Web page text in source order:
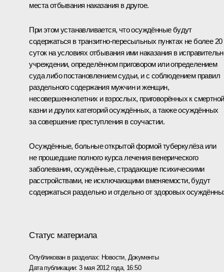
места отбывания наказания в другое.
При этом устанавливается, что осуждённые будут
содержаться в транзитно-пересыльных пунктах не более 20
суток на условиях отбывания ими наказания в
учреждении, определённом приговором или определением
суда либо постановлением судьи, и с соблюдением правил
раздельного содержания мужчин и женщин,
несовершеннолетних и взрослых, приговорённых к смертной
казни и других категорий осуждённых, а также осуждённых
за совершение преступления в соучастии.
Осуждённые, больные открытой формой туберкулёза или
не прошедшие полного курса лечения венерического
заболевания, осуждённые, страдающие психическими
расстройствами, не исключающими вменяемости, будут
содержаться раздельно и отдельно от здоровых
Статус материала
Опубликован в разделах: Новости, Документы
Дата публикации:3 мая 2012 года, 16:50